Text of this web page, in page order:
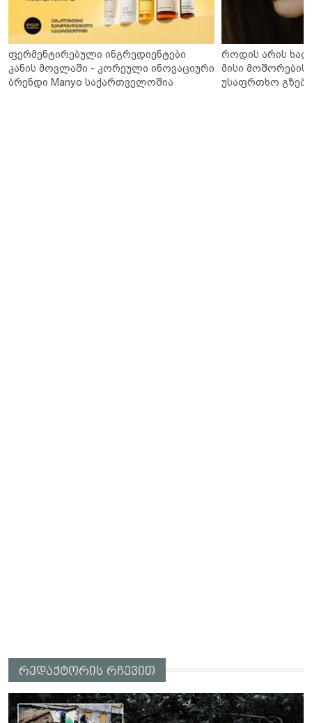
ფერმენტირებული ინგრედიენტები
კანის მოვლაში - კორეული ინოვაციური
ბრენდი Manyo საქართველოშია
როდის არის
მისი მოშორების
უსაფრთხო გზები
რედაქტორის რჩევით